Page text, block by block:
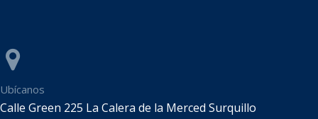
Ubícanos
Calle Green 225 La Calera de la Merced Surquillo